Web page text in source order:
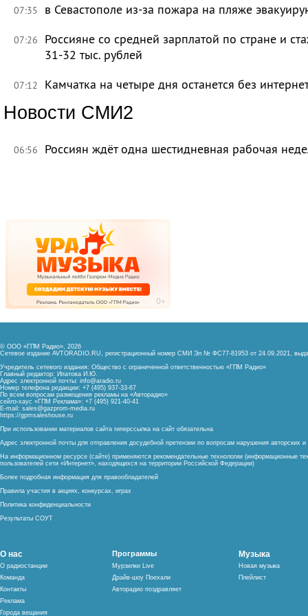
07:35 в Севастополе из-за пожара на пляже
07:26
Россияне со средней зарплатой по стране и
31-32 тыс. рублей
07:12 Камчатка на четыре дня останется без
Новости СМИ2
06:56 Россиян ждёт одна шестидневная рабочая
© ООО «ГПМ Радио», 2026
Сетевое издание AVTORADIO.RU, регистрационный номер СМИ Эл № ФС77-81953 от 24.09.2021,
Учредитель сетевого издания: Общество с ограниченной ответственностью «ГПМ Радио»
Главный редактор: Ипатова И.Ю.
Адрес электронной почты: info@aradio.ru
Номер телефона редакции: +7 (495) 937-33-67
По всем вопросам размещения рекламы на «Авторадио»
сейлз-хаус «ГПМ Реклама»: +7 (495) 921-40-41
E-mail: sales@gazprom-media.ru
https://gpmsaleshouse.ru
При использовании материалов сайта гиперссылка на сайт обязательна
Адрес электронной почты для отправления досудебной претензии по вопросам нарушения авторских
На информационном ресурсе (сайте) применяются рекомендательные технологии (информационные
пользователей сети «Интернет», находящихся на территории Российской Федерации)
Более подробная информация для правообладателей
Правила участия в акциях, конкурсах, играх
Политика конфиденциальности
Результаты СОУТ
О нас
О радиостанции
Команда
Контакты
Реклама
Города вещания
Программы
Мурзилки Live
Драйв-шоу Поехали
Авторадио поздравляет
Музыка
Новая музыка
Плейлист